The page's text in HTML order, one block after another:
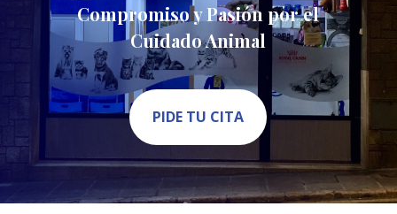
Compromiso y Pasión por el
Cuidado Animal
PIDE TU CITA